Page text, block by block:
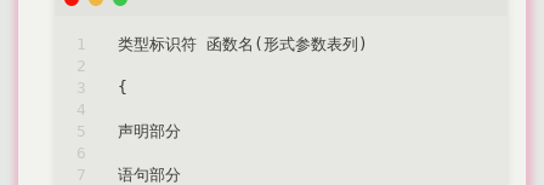
类型标识符 函数名(形式参数表列)
{
声明部分
语句部分